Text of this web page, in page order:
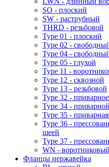
SO - плоский
SW - раструбный
THRD - резьбовой
Type 01 - плоский
Type 02 -
Type 04 -
Type 05 - глухой
Type 11 -
Type 12 - сквозной
Type 13 - резьбовой
Type 32 -
Type 34 -
Type 35 - приварная
Type 36 -
шеей
Type 37 -
WN - воротниковый
Фланцы нержавейка